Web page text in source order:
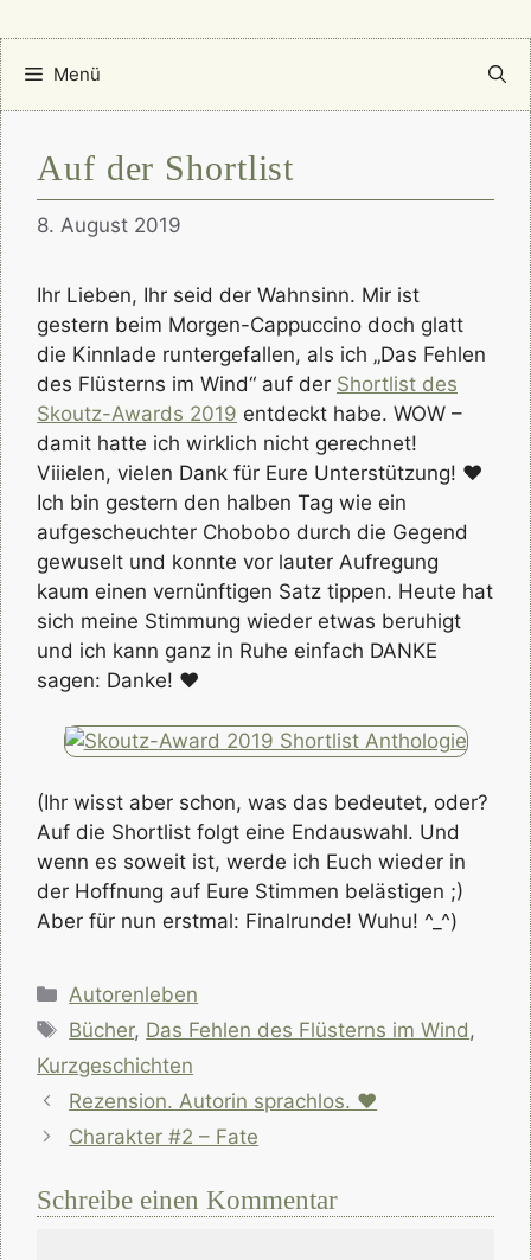
Menü
Auf der Shortlist
8. August 2019
Ihr Lieben, Ihr seid der Wahnsinn. Mir ist
gestern beim Morgen-Cappuccino doch glatt
die Kinnlade runtergefallen, als ich „Das Fehlen
des Flüsterns im Wind“ auf der Shortlist des
Skoutz-Awards 2019 entdeckt habe. WOW –
damit hatte ich wirklich nicht gerechnet!
Viiielen, vielen Dank für Eure Unterstützung! ♥
Ich bin gestern den halben Tag wie ein
aufgescheuchter Chobobo durch die Gegend
gewuselt und konnte vor lauter Aufregung
kaum einen vernünftigen Satz tippen. Heute hat
sich meine Stimmung wieder etwas beruhigt
und ich kann ganz in Ruhe einfach DANKE
sagen: Danke! ♥
(Ihr wisst aber schon, was das bedeutet, oder?
Auf die Shortlist folgt eine Endauswahl. Und
wenn es soweit ist, werde ich Euch wieder in
der Hoffnung auf Eure Stimmen belästigen ;)
Aber für nun erstmal: Finalrunde! Wuhu! ^_^)
Kategorien
Autorenleben
Schlagwörter
Bücher, Das Fehlen des Flüsterns im Wind ,
Kurzgeschichten
Rezension. Autorin sprachlos. ♥
Charakter #2 – Fate
Schreibe einen Kommentar